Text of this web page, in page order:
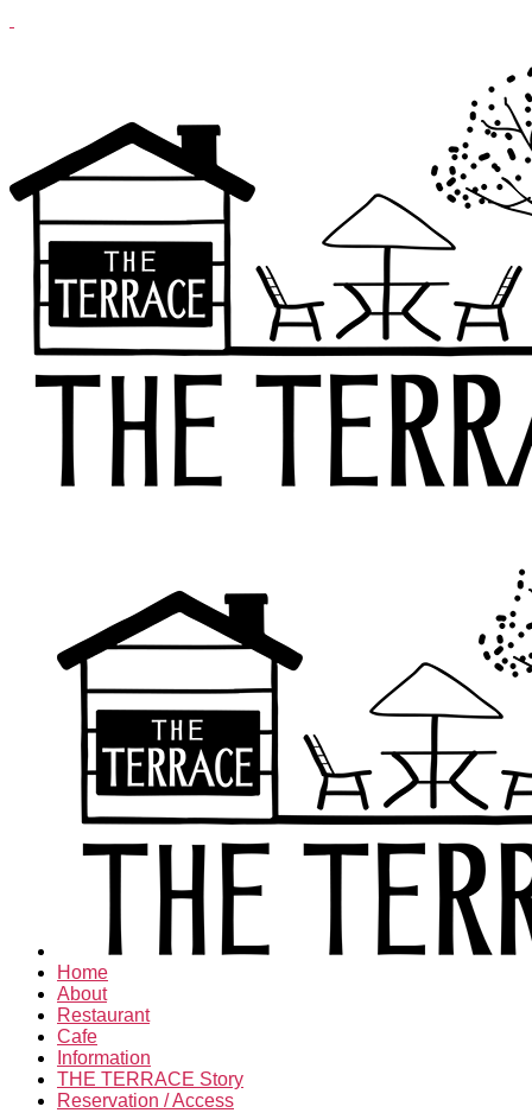
Home
About
Restaurant
Cafe
Information
THE TERRACE Story
Reservation / Access